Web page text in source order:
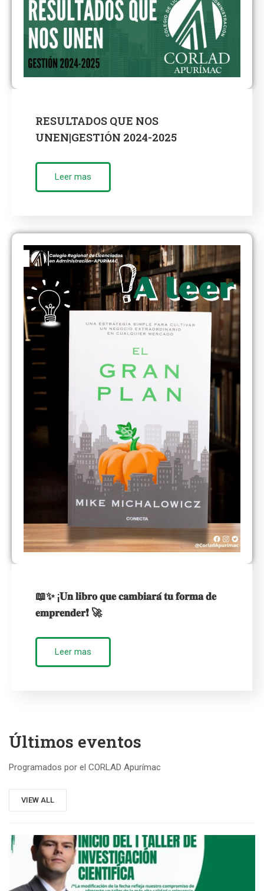
RESULTADOS QUE NOS
UNEN|GESTIÓN 2024-2025
Leer mas
📖✨ ¡𝐔𝐧 𝐥𝐢𝐛𝐫𝐨 𝐪𝐮𝐞 𝐜𝐚𝐦𝐛𝐢𝐚𝐫𝐚́ 𝐭𝐮 𝐟𝐨𝐫𝐦𝐚 𝐝𝐞
𝐞𝐦𝐩𝐫𝐞𝐧𝐝𝐞𝐫❗ 🚀
Leer mas
Últimos eventos
Programados por el CORLAD Apurímac
VIEW ALL
08
FEB, 2025